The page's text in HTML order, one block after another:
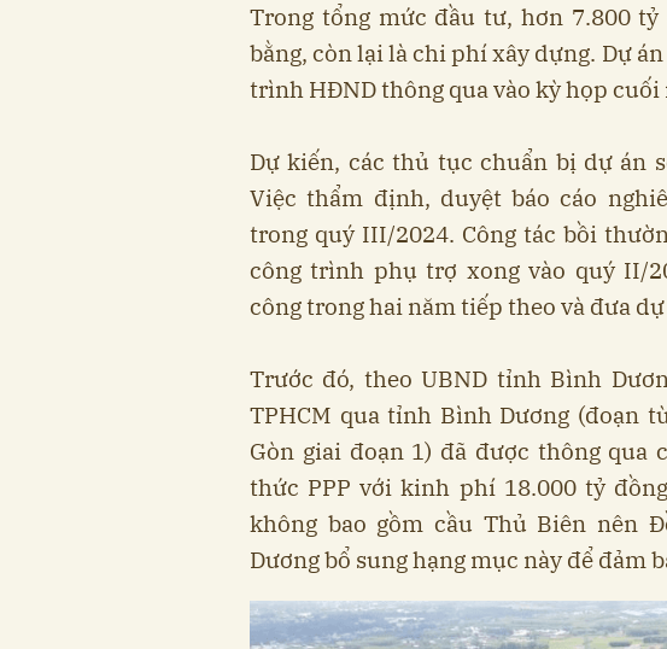
Trong tổng mức đầu tư, hơn 7.800
bằng, còn lại là chi phí xây dựng. Dự
trình HĐND thông qua vào kỳ họp cuối
Dự kiến, các thủ tục chuẩn bị dự án
Việc thẩm định, duyệt báo cáo
trong quý III/2024. Công tác bồi
công trình phụ trợ xong vào quý II/
công trong hai năm tiếp theo và đưa
Trước đó, theo UBND tỉnh Bình
TPHCM qua tỉnh Bình Dương (đoạn
Gòn giai đoạn 1) đã được thông
thức PPP với kinh phí 18.000 tỷ
không bao gồm cầu Thủ Biên nên
Dương bổ sung hạng mục này để đảm